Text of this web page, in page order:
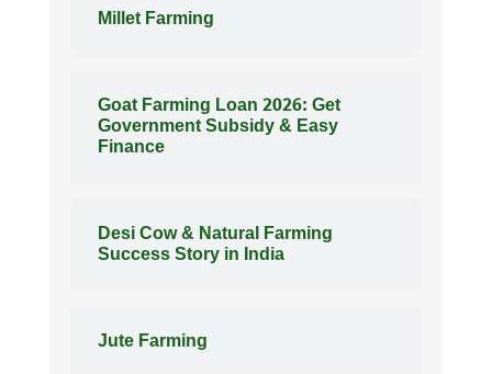
Millet Farming
Goat Farming Loan 2026: Get
Government Subsidy & Easy
Finance
Desi Cow & Natural Farming
Success Story in India
Jute Farming